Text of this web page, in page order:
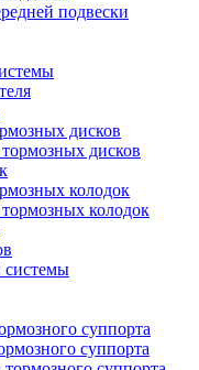
подвески
дисков
дисков
колодок
колодок
системы
суппорта
суппорта